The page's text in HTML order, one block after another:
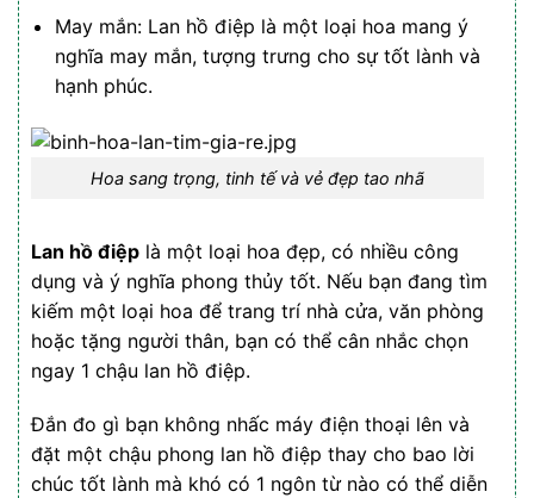
May mắn: Lan hồ điệp là một loại hoa mang ý
nghĩa may mắn, tượng trưng cho sự tốt lành và
hạnh phúc.
Hoa sang trọng, tinh tế và vẻ đẹp tao nhã
Lan hồ điệp là một loại hoa đẹp, có nhiều công
dụng và ý nghĩa phong thủy tốt. Nếu bạn đang tìm
kiếm một loại hoa để trang trí nhà cửa, văn phòng
hoặc tặng người thân, bạn có thể cân nhắc chọn
ngay 1 chậu lan hồ điệp.
Đắn đo gì bạn không nhấc máy điện thoại lên và
đặt một chậu phong lan hồ điệp thay cho bao lời
chúc tốt lành mà khó có 1 ngôn từ nào có thể diễn